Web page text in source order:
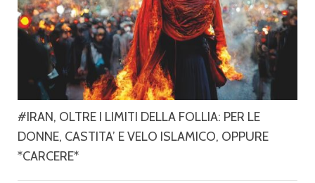
#IRAN, OLTRE I LIMITI DELLA FOLLIA: PER LE
DONNE, CASTITA’ E VELO ISLAMICO, OPPURE
*CARCERE*